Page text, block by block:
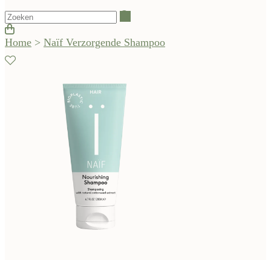
Home > Naïf Verzorgende Shampoo